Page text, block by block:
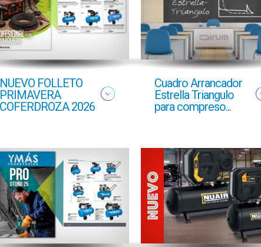
NUEVO FOLLETO
PRIMAVERA
COFERDROZA 2026
Cuadro Arrancador
Estrella Triangulo
para compreso...